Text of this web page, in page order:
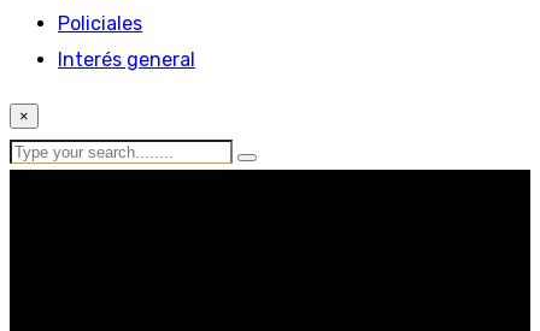
Policiales
Interés general
×